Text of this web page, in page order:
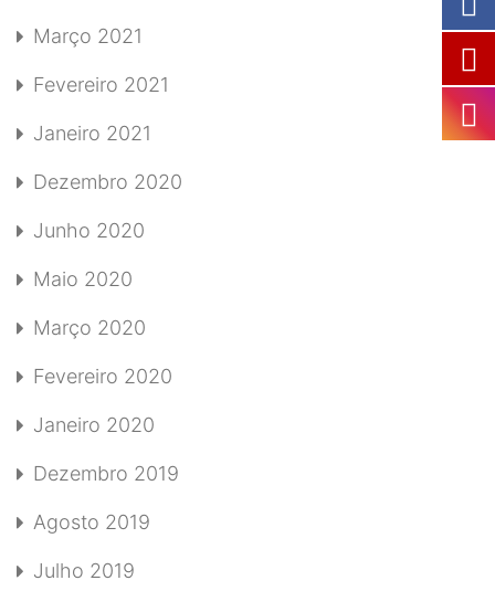
Março 2021
Fevereiro 2021
Janeiro 2021
Dezembro 2020
Junho 2020
Maio 2020
Março 2020
Fevereiro 2020
Janeiro 2020
Dezembro 2019
Agosto 2019
Julho 2019